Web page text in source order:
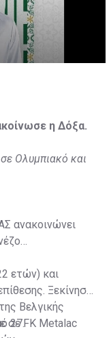
η Δόξα.
Ολυμπιακό και
ανακοινώνει
ετών) και
Ξεκίνησε
Βελγικής
σε FK Metalac
27.